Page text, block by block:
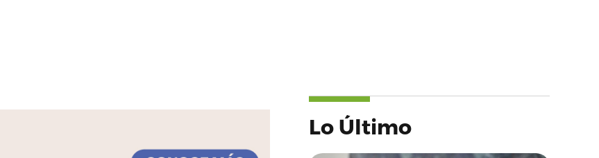
Lo Último